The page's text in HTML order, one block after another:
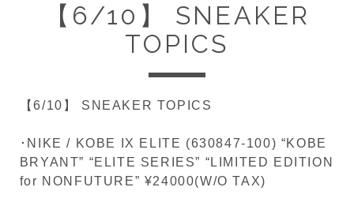
【6/10】 SNEAKER
TOPICS
【6/10】 SNEAKER TOPICS
･NIKE / KOBE IX ELITE (630847-100) “KOBE
BRYANT” “ELITE SERIES” “LIMITED EDITION
for NONFUTURE” ¥24000(W/O TAX)